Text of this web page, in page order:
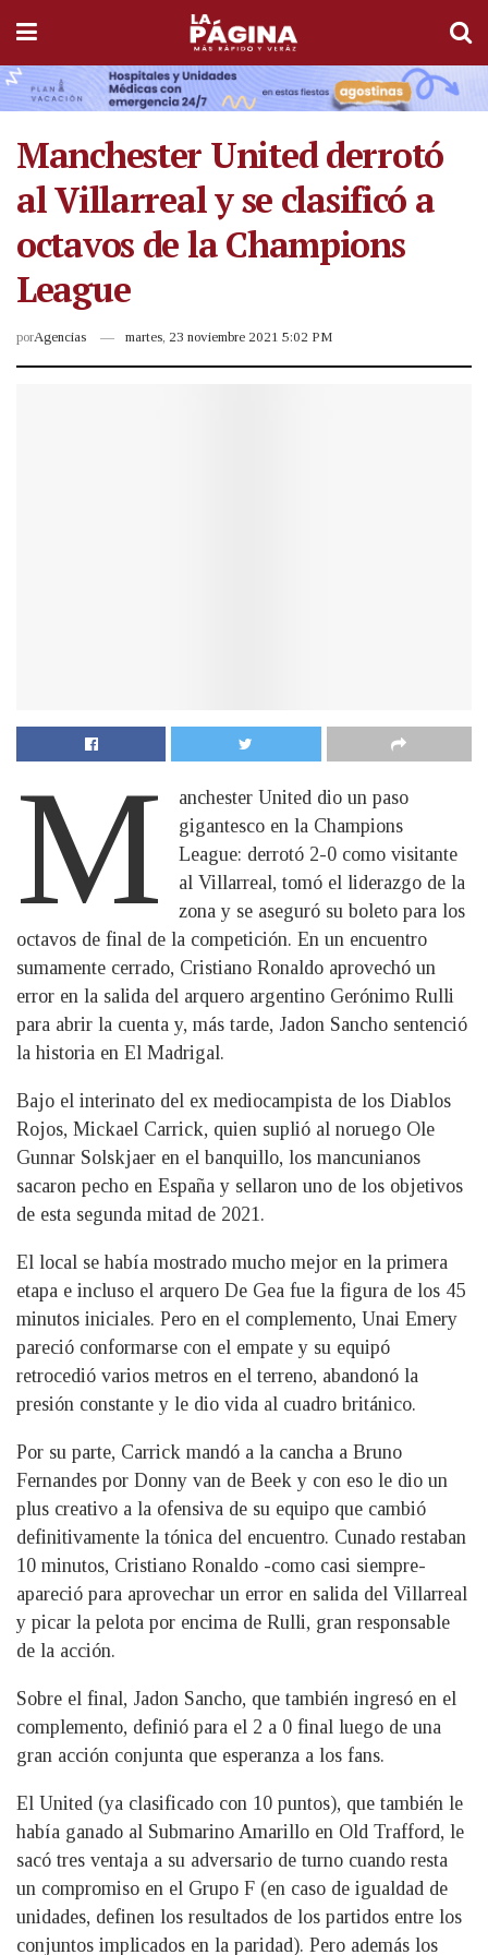
Manchester United derrotó
al Villarreal y se clasificó a
octavos de la Champions
League
porAgencias martes, 23 noviembre 2021 5:02 PM
M
anchester United dio un paso
gigantesco en la Champions
League: derrotó 2-0 como visitante
al Villarreal, tomó el liderazgo de la
zona y se aseguró su boleto para los
octavos de final de la competición. En un encuentro
sumamente cerrado, Cristiano Ronaldo aprovechó un
error en la salida del arquero argentino Gerónimo Rulli
para abrir la cuenta y, más tarde, Jadon Sancho sentenció
la historia en El Madrigal.
Bajo el interinato del ex mediocampista de los Diablos
Rojos, Mickael Carrick, quien suplió al noruego Ole
Gunnar Solskjaer en el banquillo, los mancunianos
sacaron pecho en España y sellaron uno de los objetivos
de esta segunda mitad de 2021.
El local se había mostrado mucho mejor en la primera
etapa e incluso el arquero De Gea fue la figura de los 45
minutos iniciales. Pero en el complemento, Unai Emery
pareció conformarse con el empate y su equipó
retrocedió varios metros en el terreno, abandonó la
presión constante y le dio vida al cuadro británico.
Por su parte, Carrick mandó a la cancha a Bruno
Fernandes por Donny van de Beek y con eso le dio un
plus creativo a la ofensiva de su equipo que cambió
definitivamente la tónica del encuentro. Cunado restaban
10 minutos, Cristiano Ronaldo -como casi siempre-
apareció para aprovechar un error en salida del Villarreal
y picar la pelota por encima de Rulli, gran responsable
de la acción.
Sobre el final, Jadon Sancho, que también ingresó en el
complemento, definió para el 2 a 0 final luego de una
gran acción conjunta que esperanza a los fans.
El United (ya clasificado con 10 puntos), que también le
había ganado al Submarino Amarillo en Old Trafford, le
sacó tres ventaja a su adversario de turno cuando resta
un compromiso en el Grupo F (en caso de igualdad de
unidades, definen los resultados de los partidos entre los
conjuntos implicados en la paridad). Pero además los